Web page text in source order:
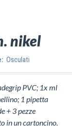
nikel
Osculati
PVC; 1x ml
1 pipetta
+ 3 pezze
in un cartoncino.